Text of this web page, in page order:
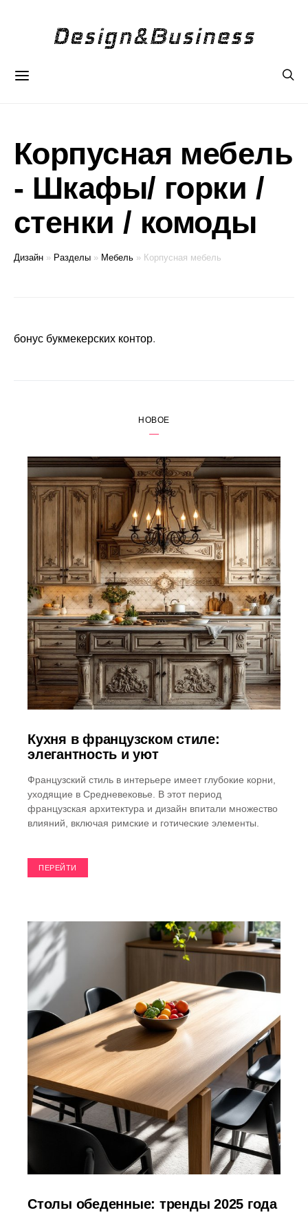
Корпусная мебель
- Шкафы/ горки /
стенки / комоды
Дизайн » Разделы » Мебель » Корпусная мебель
бонус букмекерских контор.
НОВОЕ
Кухня в французском стиле:
элегантность и уют
Французский стиль в интерьере имеет глубокие корни,
уходящие в Средневековье. В этот период
французская архитектура и дизайн впитали множество
влияний, включая римские и готические элементы.
ПЕРЕЙТИ
Столы обеденные: тренды 2025 года